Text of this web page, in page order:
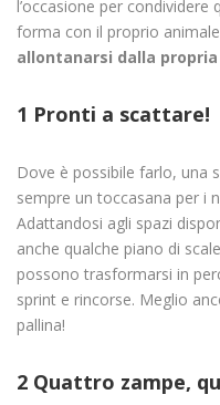
l’occasione per
forma con il proprio
allontanarsi dalla
1 Pronti a scattare!
Dove è possibile farlo, una
sempre un toccasana per i
Adattandosi agli spazi
anche qualche piano di
possono trasformarsi in
sprint e rincorse. Meglio
pallina!
2 Quattro zampe,